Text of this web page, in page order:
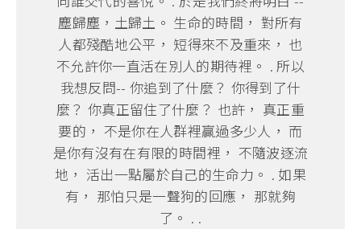
塵歸塵，土歸土。 生命的時間， 對所有
人都殘酷地公平， 短得來不及重來， 也
不允許你一直活在別人的期待裡。 . 所以
我想反問-- 你追到了什麼？ 你得到了什
麼？ 你真正留住了什麼？ 也許， 真正重
要的， 不是你在人群裡贏過多少人， 而
是你有沒有在有限的時間裡， 不隨波逐流
地， 活出一點屬於自己的生命力。 . 如果
有， 那怕只是一聲狗的回應， 那就夠
了。 . .